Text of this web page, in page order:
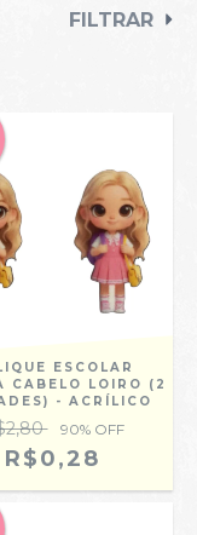
FILTRAR
ESCOLAR
CABELO LOIRO (2
- ACRÍLICO
90% OFF
R$0,28